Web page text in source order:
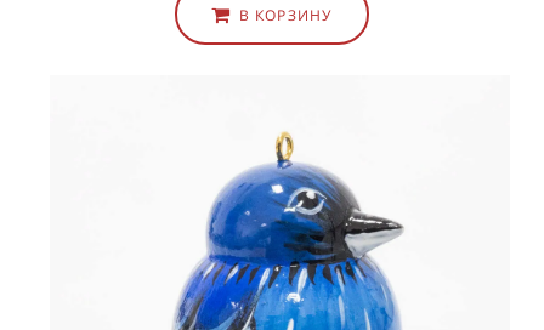
В КОРЗИНУ